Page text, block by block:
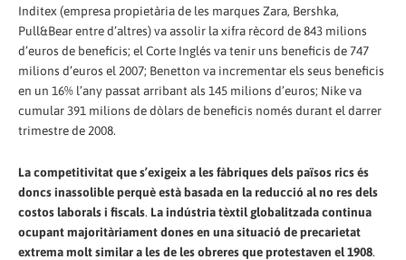
Inditex (empresa propietària de les marques Zara, Bershka,
Pull&Bear entre d’altres) va assolir la xifra rècord de 843 milions
d’euros de beneficis; el Corte Inglés va tenir uns beneficis de 747
milions d’euros el 2007; Benetton va incrementar els seus beneficis
en un 16% l’any passat arribant als 145 milions d’euros; Nike va
cumular 391 milions de dòlars de beneficis només durant el darrer
trimestre de 2008.
La competitivitat que s’exigeix a les fàbriques dels països rics és
doncs inassolible perquè està basada en la reducció al no res dels
costos laborals i fiscals. La indústria tèxtil globalitzada continua
ocupant majoritàriament dones en una situació de precarietat
extrema molt similar a les de les obreres que protestaven el 1908.